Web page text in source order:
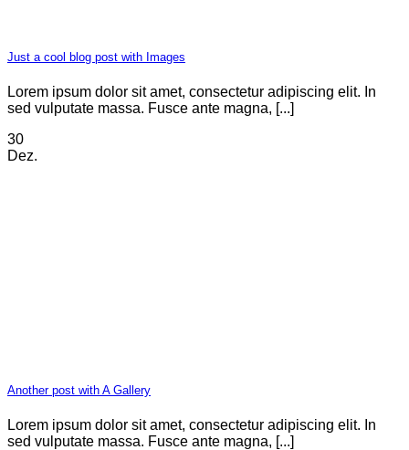
Just a cool blog post with Images
Lorem ipsum dolor sit amet, consectetur adipiscing elit. In
sed vulputate massa. Fusce ante magna, [...]
30
Dez.
Another post with A Gallery
Lorem ipsum dolor sit amet, consectetur adipiscing elit. In
sed vulputate massa. Fusce ante magna, [...]